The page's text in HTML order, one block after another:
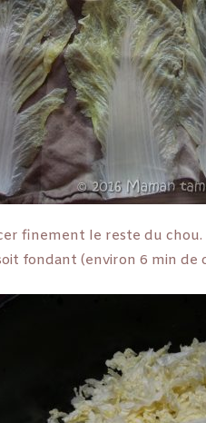
finement le reste du chou.
fondant (environ 6 min de